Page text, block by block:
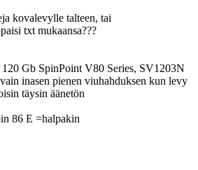
kovalevylle talteen, tai
txt mukaansa???
Gb SpinPoint V80 Series, SV1203N
inasen pienen viuhahduksen kun levy
täysin äänetön
86 E =halpakin